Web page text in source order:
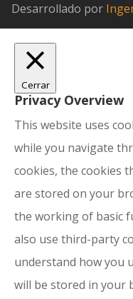
Desarrollado por
Cerrar
Privacy Overview
This website uses
while you navigate
cookies, the cookies
are stored on your
the working of basic
also use third-party
understand how you
will be stored in your